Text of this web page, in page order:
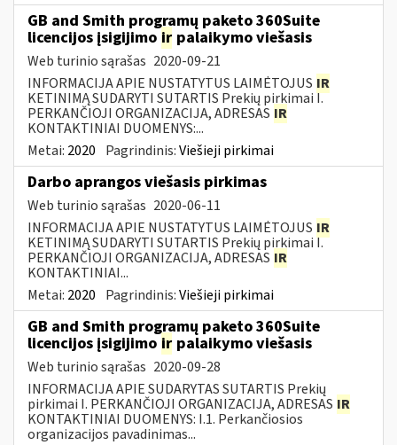
GB and Smith programų paketo 360Suite
licencijos įsigijimo ir palaikymo viešasis
Web turinio sąrašas 2020-09-21
INFORMACIJA APIE NUSTATYTUS LAIMĖTOJUS IR
KETINIMĄ SUDARYTI SUTARTIS Prekių pirkimai I.
PERKANČIOJI ORGANIZACIJA, ADRESAS IR
KONTAKTINIAI DUOMENYS:...
Metai: 2020 Pagrindinis:Viešieji pirkimai
Darbo aprangos viešasis pirkimas
Web turinio sąrašas 2020-06-11
INFORMACIJA APIE NUSTATYTUS LAIMĖTOJUS IR
KETINIMĄ SUDARYTI SUTARTIS Prekių pirkimai I.
PERKANČIOJI ORGANIZACIJA, ADRESAS IR
KONTAKTINIAI...
Metai: 2020 Pagrindinis:Viešieji pirkimai
GB and Smith programų paketo 360Suite
licencijos įsigijimo ir palaikymo viešasis
Web turinio sąrašas 2020-09-28
INFORMACIJA APIE SUDARYTAS SUTARTIS Prekių
pirkimai I. PERKANČIOJI ORGANIZACIJA, ADRESAS IR
KONTAKTINIAI DUOMENYS: I.1. Perkančiosios
organizacijos pavadinimas...